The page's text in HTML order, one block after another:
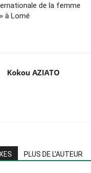
de la femme
à Lomé
Kokou AZIATO
PLUS DE L'AUTEUR